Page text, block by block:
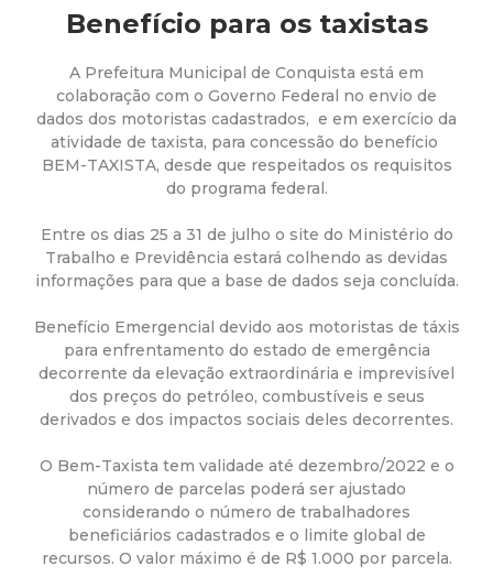
M
u
n
i
c
i
p
a
l
d
Benefício para os taxistas
A Prefeitura Municipal de Conquista está em
colaboração com o Governo Federal no envio de
dados dos motoristas cadastrados, e em exercício da
atividade de taxista, para concessão do benefício
BEM-TAXISTA, desde que respeitados os requisitos
do programa federal.
Entre os dias 25 a 31 de julho o site do Ministério do
Trabalho e Previdência estará colhendo as devidas
informações para que a base de dados seja concluída.
Benefício Emergencial devido aos motoristas de táxis
para enfrentamento do estado de emergência
decorrente da elevação extraordinária e imprevisível
dos preços do petróleo, combustíveis e seus
derivados e dos impactos sociais deles decorrentes.
O Bem-Taxista tem validade até dezembro/2022 e o
número de parcelas poderá ser ajustado
considerando o número de trabalhadores
beneficiários cadastrados e o limite global de
recursos. O valor máximo é de R$ 1.000 por parcela.